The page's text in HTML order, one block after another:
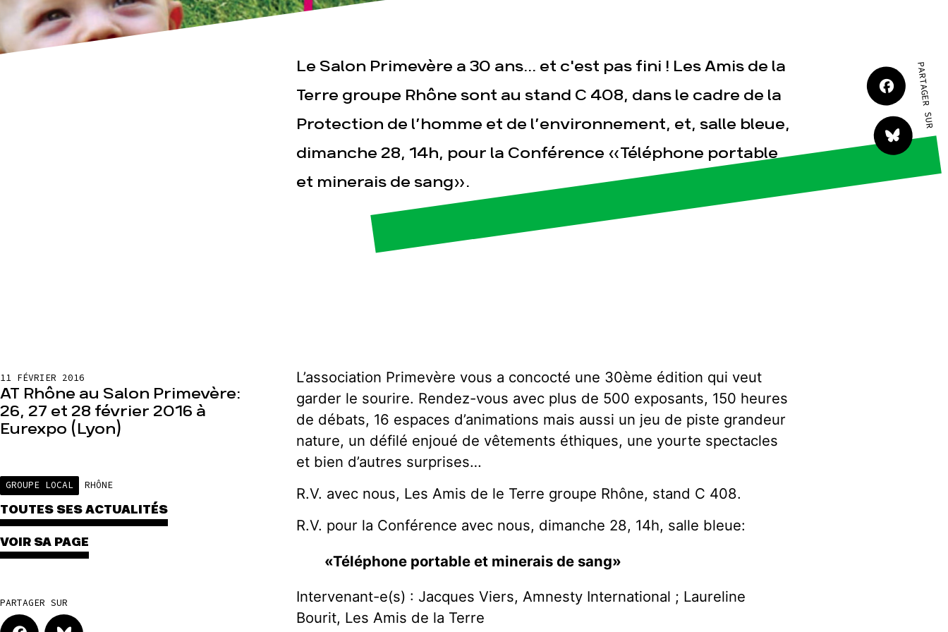
Espace presse Publications Contact
Le Salon Primevère a 30 ans... et c'est pas fini ! Les Amis de la
Terre groupe Rhône sont au stand C 408, dans le cadre de la
Protection de l’homme et de l’environnement, et, salle bleue,
dimanche 28, 14h, pour la Conférence «Téléphone portable
et minerais de sang».
PARTAGER SUR
11 FÉVRIER 2016
AT Rhône au Salon Primevère:
26, 27 et 28 février 2016 à
Eurexpo (Lyon)
GROUPE LOCAL RHÔNE
TOUTES SES ACTUALITÉS
VOIR SA PAGE
PARTAGER SUR
L’association Primevère vous a concocté une 30ème édition qui veut
garder le sourire. Rendez-vous avec plus de 500 exposants, 150 heures
de débats, 16 espaces d’animations mais aussi un jeu de piste grandeur
nature, un défilé enjoué de vêtements éthiques, une yourte spectacles
et bien d’autres surprises…
R.V. avec nous, Les Amis de le Terre groupe Rhône, stand C 408.
R.V. pour la Conférence avec nous, dimanche 28, 14h, salle bleue:
«Téléphone portable et minerais de sang»
Intervenant-e(s) : Jacques Viers, Amnesty International ; Laureline
Bourit, Les Amis de la Terre